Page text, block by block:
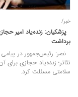
خبر/
پزشکیان: زنده‌یاد امیر
برداشت
نصر: رئیس‌جمهور در
تئاتر؛ زنده‌یاد حجازی
سلامتی مسئلت کرد.